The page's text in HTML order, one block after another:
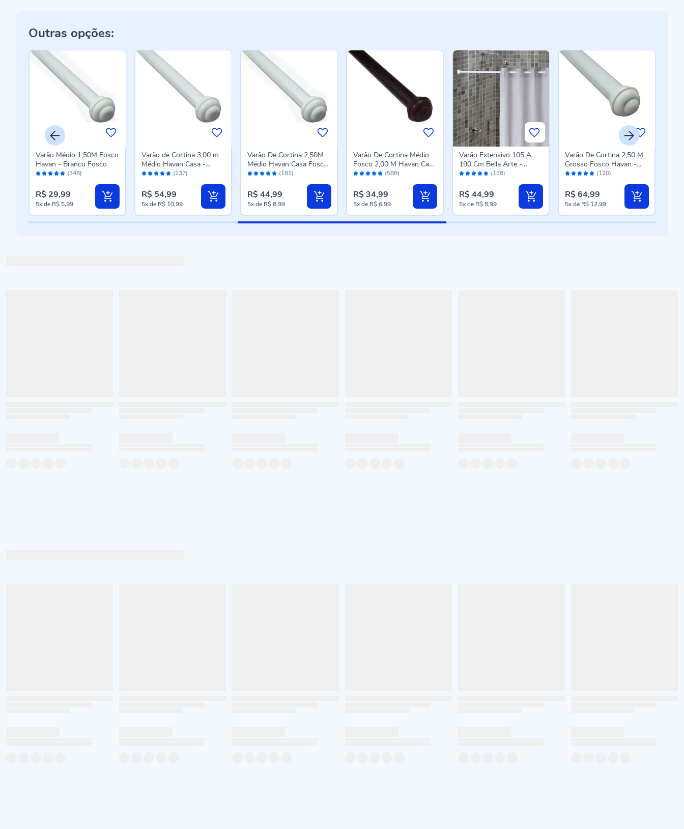
Outras opções:
Avaliação: (348)
Varão Médio 1,50M Fosco
Havan - Branco Fosco
R$ 29,99
5xde R$ 5,99
Avaliação: (137)
Varão de Cortina 3,00 m
Médio Havan Casa -
Branco Fosco
R$ 54,99
5xde R$ 10,99
Avaliação: (181)
Varão De Cortina 2,50M
Médio Havan Casa Fosco
- Branco Fosco
R$ 44,99
5xde R$ 8,99
Avaliação: (588)
Varão De Cortina Médio
Fosco 2,00 M Havan Casa
- Imbuia Fosco
R$ 34,99
5xde R$ 6,99
Avaliação: (138)
Varão Extensivo 105 A
190 Cm Bella Arte -
Branco
R$ 44,99
5xde R$ 8,99
Avaliação: (120)
Varão De Cortina 2,50 M
Grosso Fosco Havan -
Branco Fosco
R$ 64,99
5xde R$ 12,99